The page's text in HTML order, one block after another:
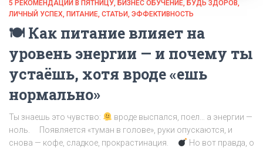
5 РЕКОМЕНДАЦИЙ В ПЯТНИЦУ БИЗНЕС ОБУЧЕНИЕ БУДЬ ЗДОРОВ
ЛИЧНЫЙ УСПЕХ
ПИТАНИЕ СТАТЬИ ЭФФЕКТИВНОСТЬ
🍽 Как питание влияет на
уровень энергии — и почему ты
устаёшь, хотя вроде «ешь
нормально»
Ты знаешь это чувство:
вроде выспался, поел… а энергии —
ноль. ⠀ Появляется «туман в голове», руки опускаются, и
снова — кофе, сладкое, прокрастинация. ⠀
Но вот правда, о